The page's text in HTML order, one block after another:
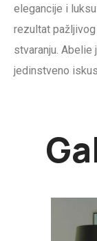
elegancije i
rezultat
stvaranju.
jedinstveno